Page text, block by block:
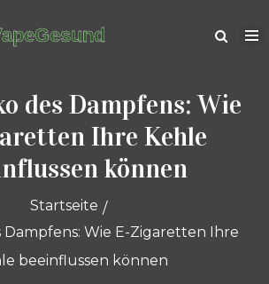
des Dampfens: Wie
Ihre Kehle
können
Startseite
Dampfens: Wie E-Zigaretten Ihre
beeinflussen können